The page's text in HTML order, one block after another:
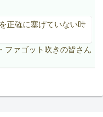
正確に塞げていない時
ファゴット吹きの皆さん